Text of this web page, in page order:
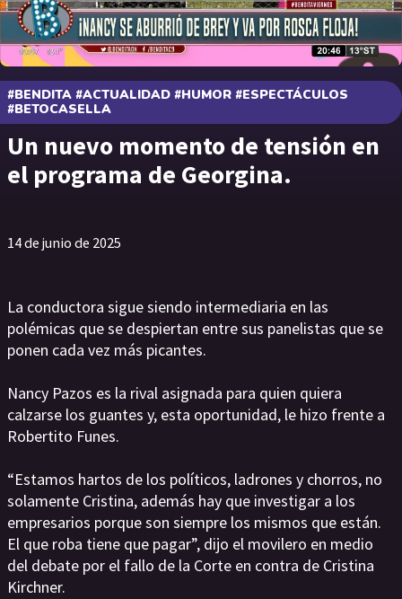
#BENDITA #ACTUALIDAD #HUMOR #ESPECTÁCULOS
#BETOCASELLA
Un nuevo momento de tensión en
el programa de Georgina.
14 de junio de 2025
La conductora sigue siendo intermediaria en las
polémicas que se despiertan entre sus panelistas que se
ponen cada vez más picantes.
Nancy Pazos es la rival asignada para quien quiera
calzarse los guantes y, esta oportunidad, le hizo frente a
Robertito Funes.
“Estamos hartos de los políticos, ladrones y chorros, no
solamente Cristina, además hay que investigar a los
empresarios porque son siempre los mismos que están.
El que roba tiene que pagar”, dijo el movilero en medio
del debate por el fallo de la Corte en contra de Cristina
Kirchner.